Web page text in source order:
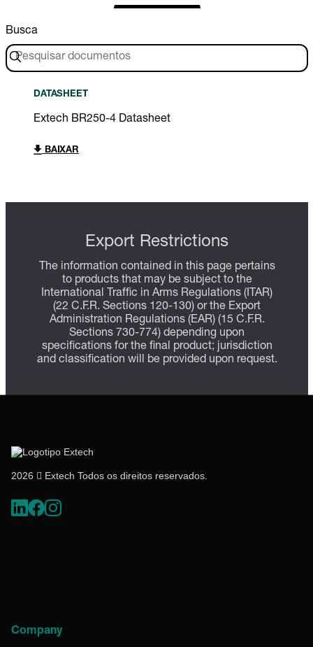
Busca
DATASHEET
Extech BR250-4 Datasheet
BAIXAR
Export Restrictions
The information contained in this page pertains
to products that may be subject to the
International Traffic in Arms Regulations (ITAR)
(22 C.F.R. Sections 120-130) or the Export
Administration Regulations (EAR) (15 C.F.R.
Sections 730-774) depending upon
specifications for the final product; jurisdiction
and classification will be provided upon request.
2026  Extech Todos os direitos reservados.
Company